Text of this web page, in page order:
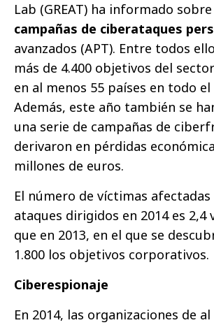
Lab (GREAT) ha informado
campañas de ciberataques
avanzados (APT). Entre todos
más de 4.400 objetivos del
en al menos 55 países en todo
Además, este año también se
una serie de campañas de
derivaron en pérdidas
millones de euros.
El número de víctimas
ataques dirigidos en 2014 es 2,4
que en 2013, en el que se
1.800 los objetivos corporativos.
Ciberespionaje
En 2014, las organizaciones de